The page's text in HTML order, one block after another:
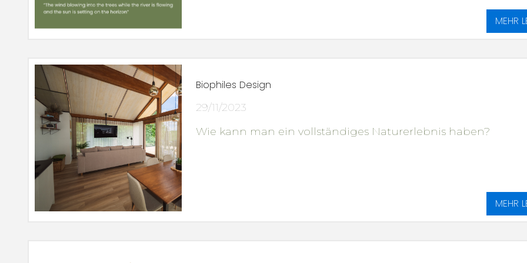
MEHR
Biophiles Design
29/11/2023
Wie kann man ein vollständiges Naturerlebnis haben?
MEHR